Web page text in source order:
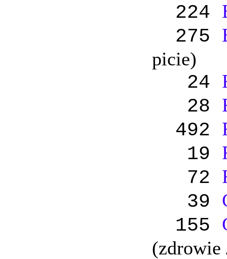
224
275
picie)
24
28
492
19
72
39
155
(zdrowie